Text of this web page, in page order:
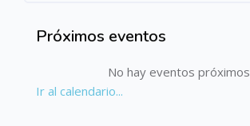
Salta Próximos eventos
Próximos eventos
No hay eventos próximos
Ir al calendario...